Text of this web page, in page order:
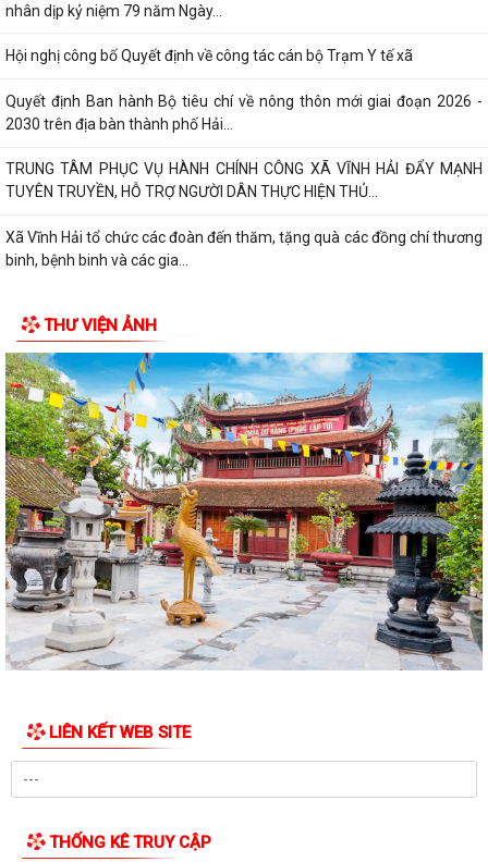
nhân dịp kỷ niệm 79 năm Ngày...
Hội nghị công bố Quyết định về công tác cán bộ Trạm Y tế xã
Quyết định Ban hành Bộ tiêu chí về nông thôn mới giai đoạn 2026 -
2030 trên địa bàn thành phố Hải...
TRUNG TÂM PHỤC VỤ HÀNH CHÍNH CÔNG XÃ VĨNH HẢI ĐẨY MẠNH
TUYÊN TRUYỀN, HỖ TRỢ NGƯỜI DÂN THỰC HIỆN THỦ...
Xã Vĩnh Hải tổ chức các đoàn đến thăm, tặng quà các đồng chí thương
binh, bệnh binh và các gia...
hành, bị bãi bỏ thuộc phạm vi chức...
Quyết định Ban hành Bộ tiêu chí về nông thôn mới giai đoạn 2026 -
2030trên địa bàn thành phố Hải...
Xã Vĩnh Hải phối hợp với Hội đồng hương thành phố Hải Phòng, Chi hội
đồng hương Vĩnh Bảo tại thành...
Quyết định về việc công bố thủ tục hành chính đặc thù mới ban hành
lĩnh vực đất đai thuộc phạm vi...
UBND xã Vĩnh Hải triển khai Kế hoạch tổ chức các hoạt động kỷ niệm
79 năm Ngày Thương binh - Liệt...
Ban chỉ huy quân sự xã Vĩnh Hải tổ chức Hội nghị công bố, trao quyết
định miễn nhiệm, bổ nhiệm Thôn...
tác xây dựng văn bản quy phạm...
KỲ HỌP THỨ 3 HĐND XÃ VĨNH HẢI KHÓA II, NHIỆM KỲ 2026 - 2031
Công bố danh mục TTHC thuộc lĩnh vực quản lý Sở y tế
THƯ VIỆN ẢNH
LIÊN KẾT WEB SITE
THỐNG KÊ TRUY CẬP